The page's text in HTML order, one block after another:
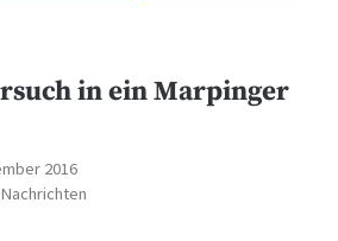
in ein Marpinger
2016